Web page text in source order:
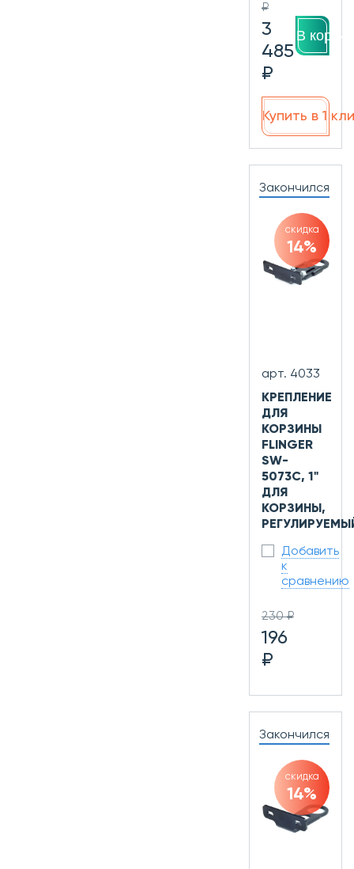
₽
3
485
₽
В
Купить в 1
Закончился
скидка
14%
арт. 4033
КРЕПЛЕНИЕ
ДЛЯ
КОРЗИНЫ
FLINGER
SW-
5073C, 1"
ДЛЯ
КОРЗИНЫ,
Добавить
к
сравнению
230 ₽
196
₽
Закончился
скидка
14%